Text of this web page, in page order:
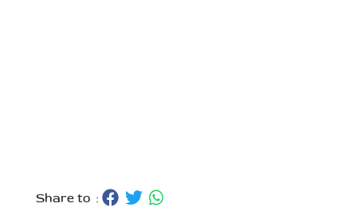
Share to :